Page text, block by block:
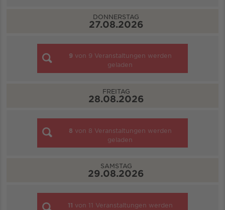
DONNERSTAG
27.08.2026
9 von 9 Veranstaltungen werden
geladen
FREITAG
28.08.2026
8 von 8 Veranstaltungen werden
geladen
SAMSTAG
29.08.2026
11 von 11 Veranstaltungen werden